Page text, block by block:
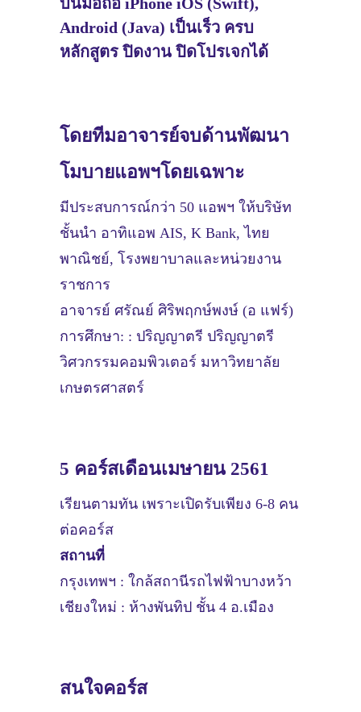
Android (Java) เป็นเร็ว ครบ
หลักสูตร ปิดงาน ปิดโปรเจกได้
โดยทีมอาจารย์จบด้านพัฒนา
โมบายแอพฯโดยเฉพาะ
มีประสบการณ์กว่า 50 แอพฯ ให้บริษัท
ชั้นนำ อาทิแอพ AIS, K Bank, ไทย
พาณิชย์, โรงพยาบาลและหน่วยงาน
ราชการ
อาจารย์ ศรัณย์ ศิริพฤกษ์พงษ์ (อ แฟร์)
การศึกษา: : ปริญญาตรี ปริญญาตรี
วิศวกรรมคอมพิวเตอร์ มหาวิทยาลัย
เกษตรศาสตร์
5 คอร์สเดือนเมษายน 2561
เรียนตามทัน เพราะเปิดรับเพียง 6-8 คน
ต่อคอร์ส
สถานที่
กรุงเทพฯ : ใกล้สถานีรถไฟฟ้าบางหว้า
เชียงใหม่ : ห้างพันทิป ชั้น 4 อ.เมือง
สนใจคอร์ส